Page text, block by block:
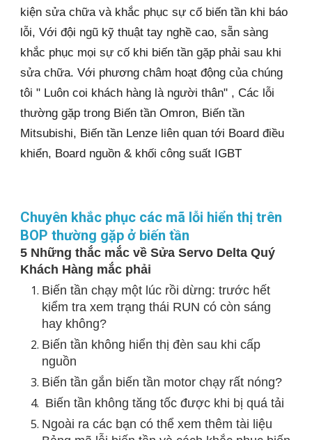
kiện sửa chữa và khắc phục sự cố biến tần khi báo
lỗi, Với đội ngũ kỹ thuật tay nghề cao, sẵn sàng
khắc phục mọi sự cố khi biến tần gặp phải sau khi
sửa chữa. Với phương châm hoạt động của chúng
tôi " Luôn coi khách hàng là người thân" , Các lỗi
thường gặp trong Biến tần Omron, Biến tần
Mitsubishi, Biến tần Lenze liên quan tới Board điều
khiển, Board nguồn & khối công suất IGBT
Chuyên khắc phục các mã lỗi hiển thị trên
BOP thường gặp ở biến tần
5 Những thắc mắc về Sửa Servo Delta Quý
Khách Hàng mắc phải
Biến tần chạy một lúc rồi dừng: trước hết
kiểm tra xem trạng thái RUN có còn sáng
hay không?
Biến tần không hiển thị đèn sau khi cấp
nguồn
Biến tần gắn biến tần motor chạy rất nóng?
Biến tần không tăng tốc được khi bị quá tải
Ngoài ra các bạn có thể xem thêm tài liệu